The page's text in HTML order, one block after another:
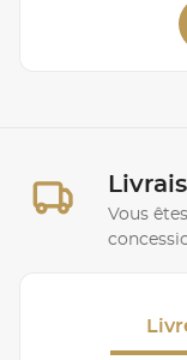
Vous